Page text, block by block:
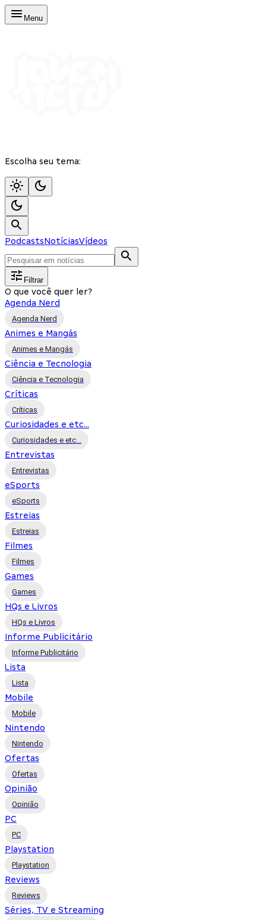
Menu
Escolha seu tema:
PodcastsNotíciasVídeos
Filtrar
O que você quer ler?
Agenda Nerd
Agenda Nerd
Animes e Mangás
Animes e Mangás
Ciência e Tecnologia
Ciência e Tecnologia
Críticas
Críticas
Curiosidades e etc...
Curiosidades e etc...
Entrevistas
Entrevistas
eSports
eSports
Estreias
Estreias
Filmes
Filmes
Games
Games
HQs e Livros
HQs e Livros
Informe Publicitário
Informe Publicitário
Lista
Lista
Mobile
Mobile
Nintendo
Nintendo
Ofertas
Ofertas
Opinião
Opinião
PC
PC
Playstation
Playstation
Reviews
Reviews
Séries, TV e Streaming